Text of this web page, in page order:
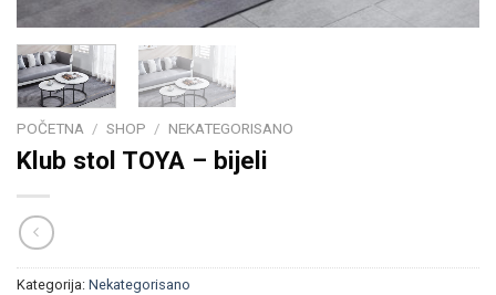
POČETNA / SHOP / NEKATEGORISANO
Klub stol TOYA – bijeli
Kategorija: Nekategorisano